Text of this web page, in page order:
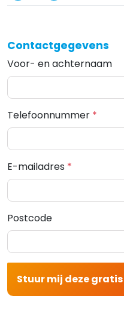
Contactgegevens
Voor- en achternaam
Telefoonnummer *
E-mailadres *
Postcode
Stuur mij deze